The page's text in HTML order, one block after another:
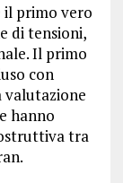
il primo vero
di tensioni,
Il primo
con
valutazione
hanno
tra